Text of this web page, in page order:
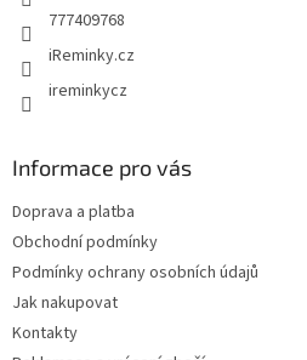
777409768
iReminky.cz
ireminkycz
Informace pro vás
Doprava a platba
Obchodní podmínky
Podmínky ochrany osobních údajů
Jak nakupovat
Kontakty